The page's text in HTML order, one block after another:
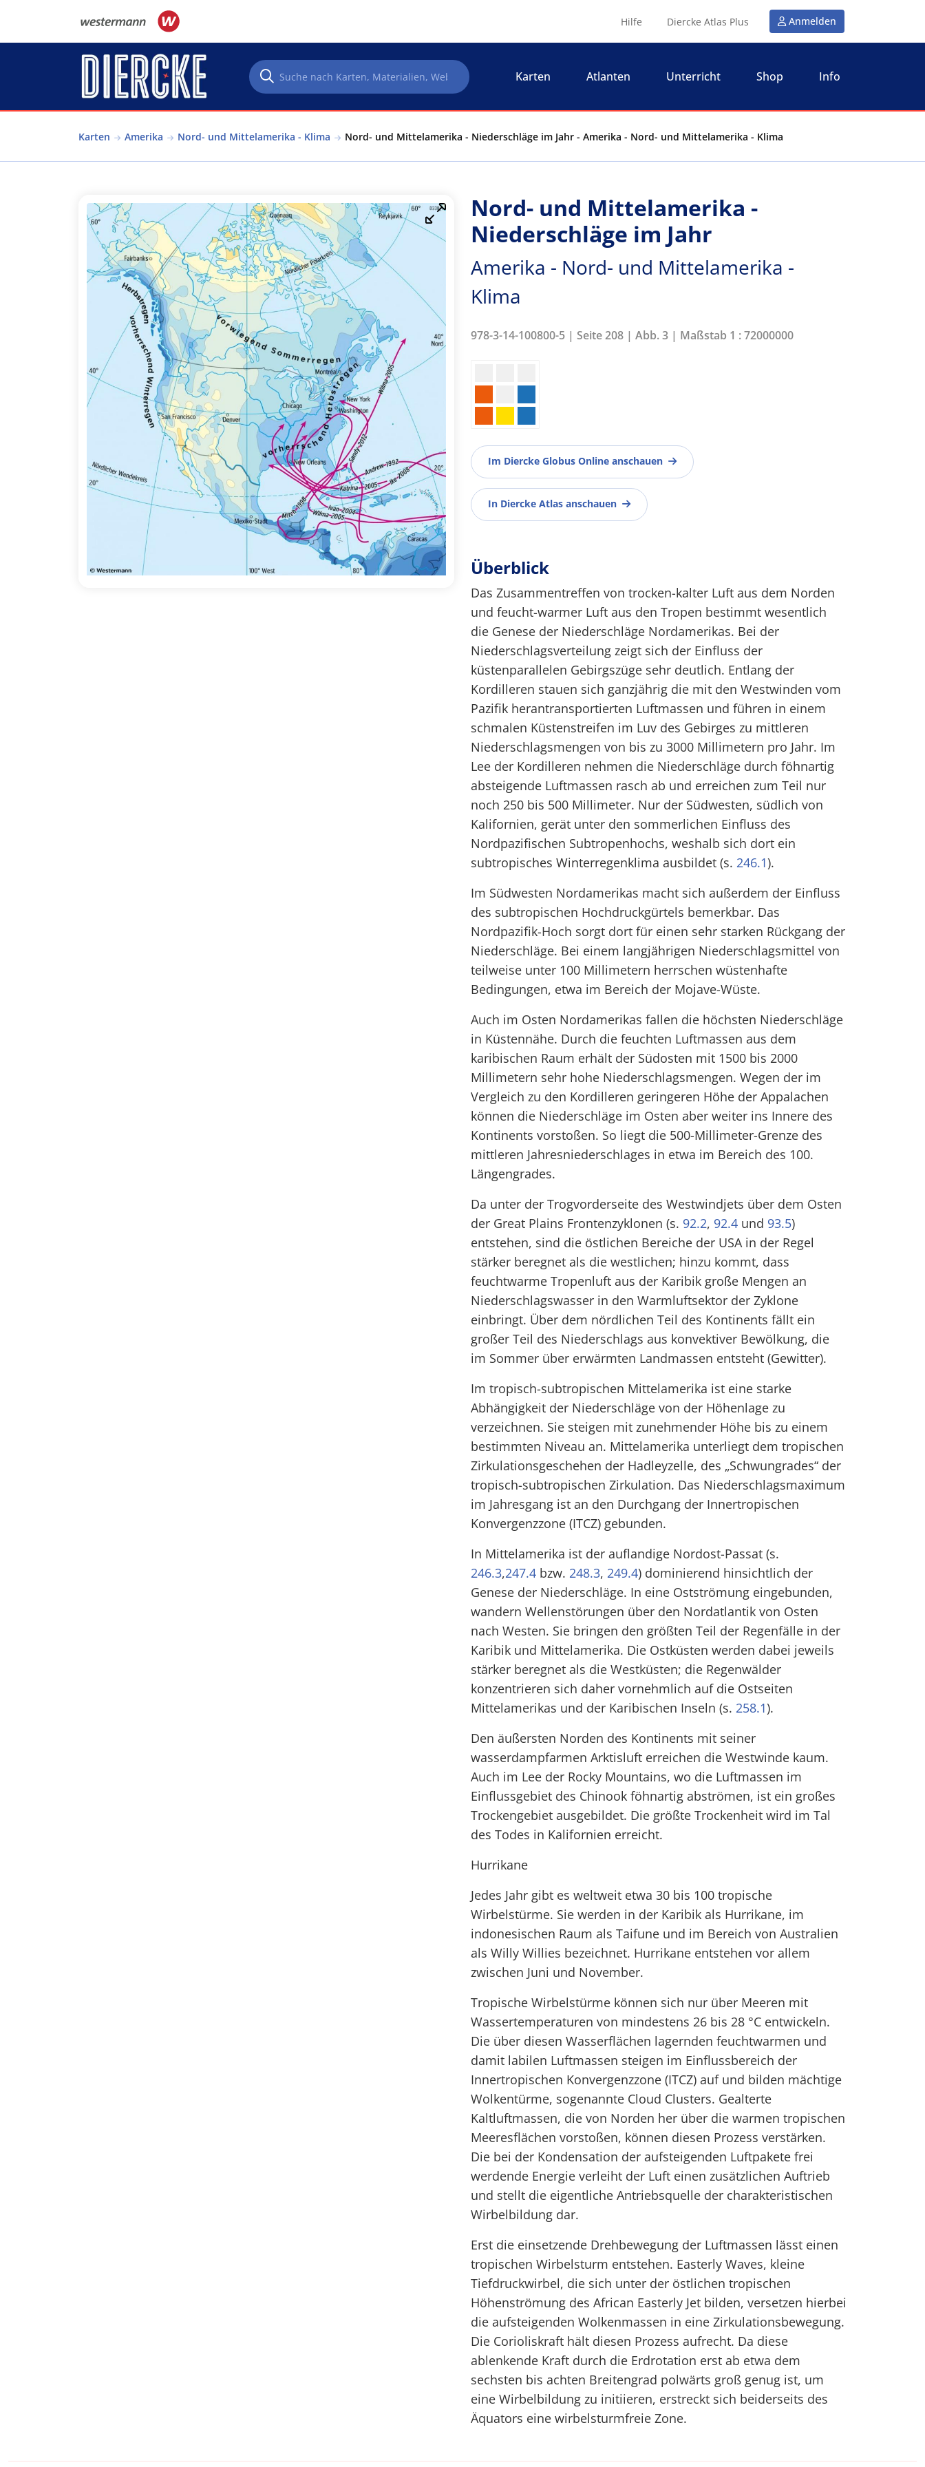
Hilfe Diercke Atlas Plus Anmelden
Karten Atlanten Unterricht Shop Info
Karten Amerika Nord- und Mittelamerika - Klima Nord- und Mittelamerika - Niederschläge im Jahr - Amerika - Nord- und Mittelamerika - Klima
Nord- und Mittelamerika -
Niederschläge im Jahr
Amerika - Nord- und Mittelamerika -
Klima
978-3-14-100800-5 | Seite 208 | Abb. 3 | Maßstab 1 : 72000000
Im Diercke Globus Online anschauen
In Diercke Atlas anschauen
Überblick
Das Zusammentreffen von trocken-kalter Luft aus dem Norden
und feucht-warmer Luft aus den Tropen bestimmt wesentlich
die Genese der Niederschläge Nordamerikas. Bei der
Niederschlagsverteilung zeigt sich der Einfluss der
küstenparallelen Gebirgszüge sehr deutlich. Entlang der
Kordilleren stauen sich ganzjährig die mit den Westwinden vom
Pazifik herantransportierten Luftmassen und führen in einem
schmalen Küstenstreifen im Luv des Gebirges zu mittleren
Niederschlagsmengen von bis zu 3000 Millimetern pro Jahr. Im
Lee der Kordilleren nehmen die Niederschläge durch föhnartig
absteigende Luftmassen rasch ab und erreichen zum Teil nur
noch 250 bis 500 Millimeter. Nur der Südwesten, südlich von
Kalifornien, gerät unter den sommerlichen Einfluss des
Nordpazifischen Subtropenhochs, weshalb sich dort ein
subtropisches Winterregenklima ausbildet (s. 246.1).
Im Südwesten Nordamerikas macht sich außerdem der Einfluss
des subtropischen Hochdruckgürtels bemerkbar. Das
Nordpazifik-Hoch sorgt dort für einen sehr starken Rückgang der
Niederschläge. Bei einem langjährigen Niederschlagsmittel von
teilweise unter 100 Millimetern herrschen wüstenhafte
Bedingungen, etwa im Bereich der Mojave-Wüste.
Auch im Osten Nordamerikas fallen die höchsten Niederschläge
in Küstennähe. Durch die feuchten Luftmassen aus dem
karibischen Raum erhält der Südosten mit 1500 bis 2000
Millimetern sehr hohe Niederschlagsmengen. Wegen der im
Vergleich zu den Kordilleren geringeren Höhe der Appalachen
können die Niederschläge im Osten aber weiter ins Innere des
Kontinents vorstoßen. So liegt die 500-Millimeter-Grenze des
mittleren Jahresniederschlages in etwa im Bereich des 100.
Längengrades.
Da unter der Trogvorderseite des Westwindjets über dem Osten
der Great Plains Frontenzyklonen (s. 92.2, 92.4 und 93.5)
entstehen, sind die östlichen Bereiche der USA in der Regel
stärker beregnet als die westlichen; hinzu kommt, dass
feuchtwarme Tropenluft aus der Karibik große Mengen an
Niederschlagswasser in den Warmluftsektor der Zyklone
einbringt. Über dem nördlichen Teil des Kontinents fällt ein
großer Teil des Niederschlags aus konvektiver Bewölkung, die
im Sommer über erwärmten Landmassen entsteht (Gewitter).
Im tropisch-subtropischen Mittelamerika ist eine starke
Abhängigkeit der Niederschläge von der Höhenlage zu
verzeichnen. Sie steigen mit zunehmender Höhe bis zu einem
bestimmten Niveau an. Mittelamerika unterliegt dem tropischen
Zirkulationsgeschehen der Hadleyzelle, des „Schwungrades“ der
tropisch-subtropischen Zirkulation. Das Niederschlagsmaximum
im Jahresgang ist an den Durchgang der Innertropischen
Konvergenzzone (ITCZ) gebunden.
In Mittelamerika ist der auflandige Nordost-Passat (s.
246.3,247.4 bzw. 248.3, 249.4) dominierend hinsichtlich der
Genese der Niederschläge. In eine Ostströmung eingebunden,
wandern Wellenstörungen über den Nordatlantik von Osten
nach Westen. Sie bringen den größten Teil der Regenfälle in der
Karibik und Mittelamerika. Die Ostküsten werden dabei jeweils
stärker beregnet als die Westküsten; die Regenwälder
konzentrieren sich daher vornehmlich auf die Ostseiten
Mittelamerikas und der Karibischen Inseln (s. 258.1).
Den äußersten Norden des Kontinents mit seiner
wasserdampfarmen Arktisluft erreichen die Westwinde kaum.
Auch im Lee der Rocky Mountains, wo die Luftmassen im
Einflussgebiet des Chinook föhnartig abströmen, ist ein großes
Trockengebiet ausgebildet. Die größte Trockenheit wird im Tal
des Todes in Kalifornien erreicht.
Hurrikane
Jedes Jahr gibt es weltweit etwa 30 bis 100 tropische
Wirbelstürme. Sie werden in der Karibik als Hurrikane, im
indonesischen Raum als Taifune und im Bereich von Australien
als Willy Willies bezeichnet. Hurrikane entstehen vor allem
zwischen Juni und November.
Tropische Wirbelstürme können sich nur über Meeren mit
Wassertemperaturen von mindestens 26 bis 28 °C entwickeln.
Die über diesen Wasserflächen lagernden feuchtwarmen und
damit labilen Luftmassen steigen im Einflussbereich der
Innertropischen Konvergenzzone (ITCZ) auf und bilden mächtige
Wolkentürme, sogenannte Cloud Clusters. Gealterte
Kaltluftmassen, die von Norden her über die warmen tropischen
Meeresflächen vorstoßen, können diesen Prozess verstärken.
Die bei der Kondensation der aufsteigenden Luftpakete frei
werdende Energie verleiht der Luft einen zusätzlichen Auftrieb
und stellt die eigentliche Antriebsquelle der charakteristischen
Wirbelbildung dar.
Erst die einsetzende Drehbewegung der Luftmassen lässt einen
tropischen Wirbelsturm entstehen. Easterly Waves, kleine
Tiefdruckwirbel, die sich unter der östlichen tropischen
Höhenströmung des African Easterly Jet bilden, versetzen hierbei
die aufsteigenden Wolkenmassen in eine Zirkulationsbewegung.
Die Corioliskraft hält diesen Prozess aufrecht. Da diese
ablenkende Kraft durch die Erdrotation erst ab etwa dem
sechsten bis achten Breitengrad polwärts groß genug ist, um
eine Wirbelbildung zu initiieren, erstreckt sich beiderseits des
Äquators eine wirbelsturmfreie Zone.